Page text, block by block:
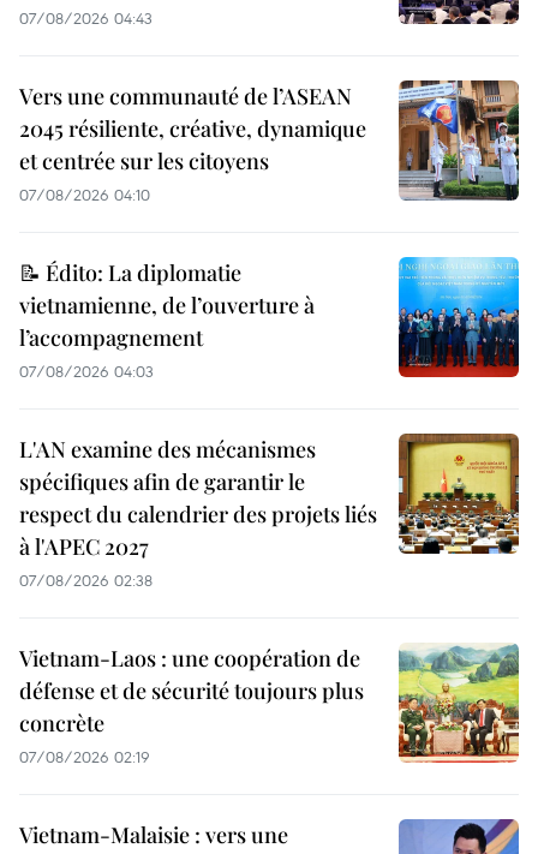
07/08/2026 04:43
Vers une communauté de l’ASEAN
2045 résiliente, créative, dynamique
et centrée sur les citoyens
07/08/2026 04:10
📝 Édito: La diplomatie
vietnamienne, de l’ouverture à
l’accompagnement
07/08/2026 04:03
L'AN examine des mécanismes
spécifiques afin de garantir le
respect du calendrier des projets liés
à l'APEC 2027
07/08/2026 02:38
Vietnam-Laos : une coopération de
défense et de sécurité toujours plus
concrète
07/08/2026 02:19
Vietnam-Malaisie : vers une